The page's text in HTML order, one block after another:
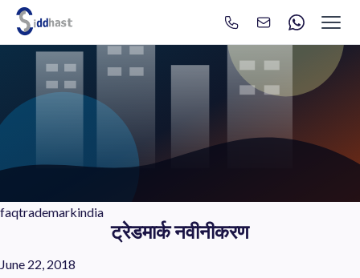
Search site via Google Search
faqtrademarkindia
ट्रेडमार्क नवीनीकरण
June 22, 2018